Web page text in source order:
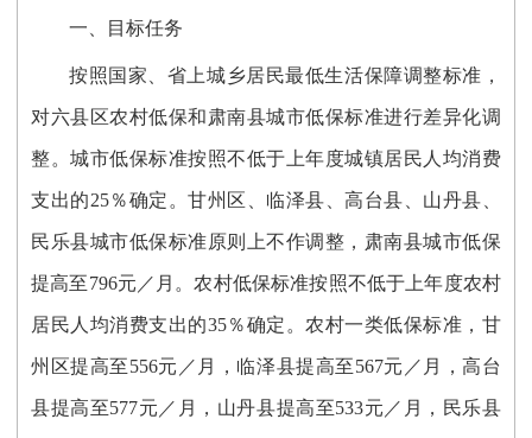
一、目标任务
按照国家、省上城乡居民最低生活保障调整标准，
对六县区农村低保和肃南县城市低保标准进行差异化调
整。城市低保标准按照不低于 上年度城镇居民人均消费
支出的25％确定 。甘州 区 、临泽县 、高台县 、山丹县
民乐县城市低保标准原则上不作调整， 肃南县城市低保
提高至796元／月。农村低保标准按照不低于 上年度农村
居民人均消费支出的35％确定。农村一类低保标准，甘
州区提高至556元／月，临泽县提高至567元／月，高台
县提高至577元／月，山丹县提高至533元／月，民乐县